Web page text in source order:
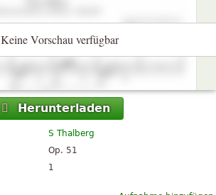
Keine Vorschau verfügbar
Herunterladen
S Thalberg
Op. 51
1